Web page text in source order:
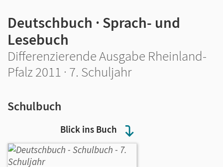
Blick ins Buch
Deutschbuch · Sprach- und
Lesebuch
Differenzierende Ausgabe Rheinland-
Pfalz 2011 · 7. Schuljahr
Schulbuch